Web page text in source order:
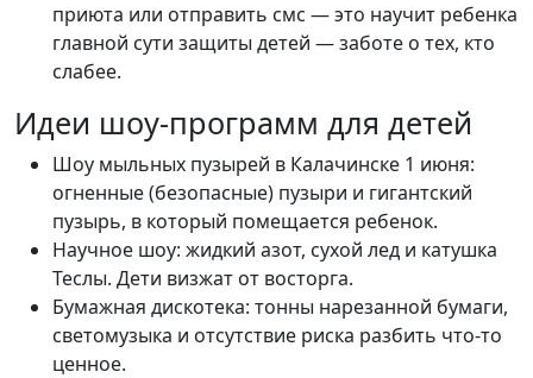
приюта или отправить смс — это научит ребенка
главной сути защиты детей — заботе о тех, кто
слабее.
Идеи шоу-программ для детей
Шоу мыльных пузырей в Калачинске 1 июня:
огненные (безопасные) пузыри и гигантский
пузырь, в который помещается ребенок.
Научное шоу: жидкий азот, сухой лед и катушка
Теслы. Дети визжат от восторга.
Бумажная дискотека: тонны нарезанной бумаги,
светомузыка и отсутствие риска разбить что-то
ценное.